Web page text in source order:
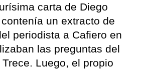
carta de Diego
un extracto de
periodista a Cafiero en
las preguntas del
Luego, el propio